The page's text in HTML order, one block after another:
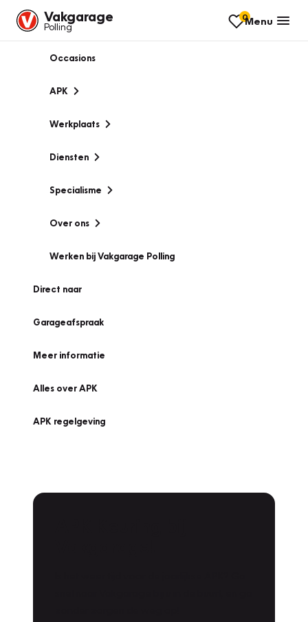
Vakgarage
Polling
0Menu
Occasions
APK
Werkplaats
Diensten
Specialisme
Over ons
Werken bij Vakgarage Polling
Direct naar
Garageafspraak
Meer informatie
Alles over APK
APK regelgeving